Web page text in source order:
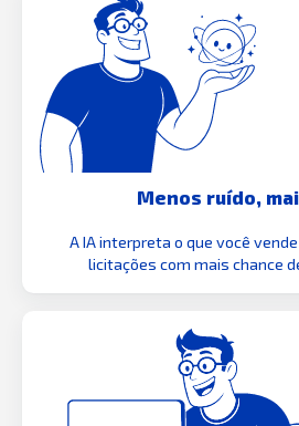
Menos ruído,
A IA interpreta o que você
licitações com mais chance